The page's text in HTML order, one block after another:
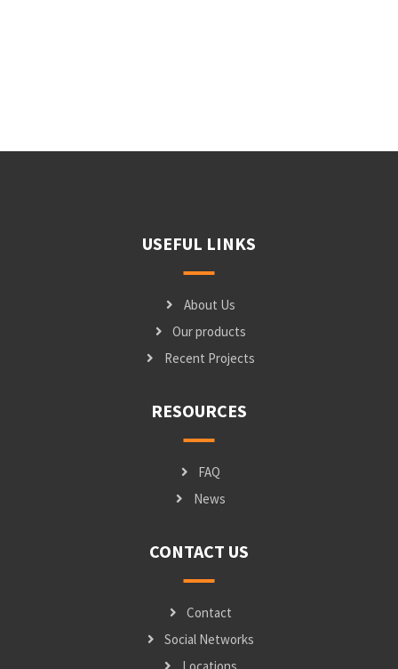
USEFUL LINKS
About Us
Our products
Recent Projects
RESOURCES
FAQ
News
CONTACT US
Contact
Social Networks